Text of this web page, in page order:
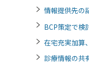
情報提供先
BCP策定で
在宅充実加算
診療情報の